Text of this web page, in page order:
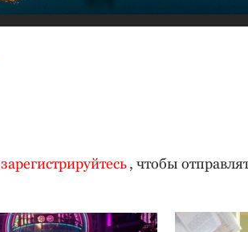
зарегистрируйтесь, чтобы